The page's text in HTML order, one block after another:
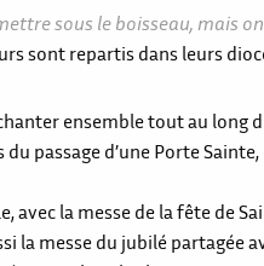
sous le boisseau, mais
sont repartis dans leurs
ensemble tout au long
passage d’une Porte
avec la messe de la fête de
la messe du jubilé partagée